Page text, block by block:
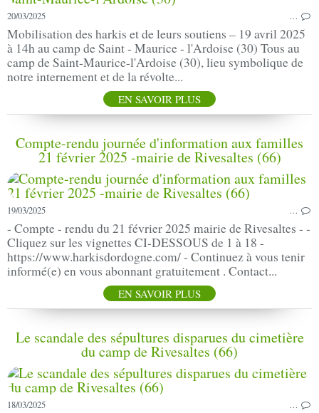
20/03/2025 …
Mobilisation des harkis et de leurs soutiens – 19 avril 2025
à 14h au camp de Saint - Maurice - l'Ardoise (30) Tous au
camp de Saint-Maurice-l'Ardoise (30), lieu symbolique de
notre internement et de la révolte...
EN SAVOIR PLUS
Compte-rendu journée d'information aux familles
21 février 2025 -mairie de Rivesaltes (66)
19/03/2025 …
- Compte - rendu du 21 février 2025 mairie de Rivesaltes - -
Cliquez sur les vignettes CI-DESSOUS de 1 à 18 -
https://www.harkisdordogne.com/ - Continuez à vous tenir
informé(e) en vous abonnant gratuitement . Contact...
EN SAVOIR PLUS
Le scandale des sépultures disparues du cimetière
du camp de Rivesaltes (66)
18/03/2025 …